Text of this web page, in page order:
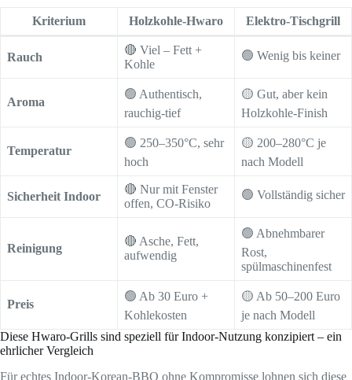
Kriterium Holzkohle-Hwaro Elektro-Tischgrill
Rauch
🔴 Viel – Fett +
Kohle
🟢 Wenig bis keiner
Aroma
🟢 Authentisch,
rauchig-tief
🟡 Gut, aber kein
Holzkohle-Finish
Temperatur
🟢 250–350°C, sehr
hoch
🟡 200–280°C je
nach Modell
Sicherheit Indoor
🔴 Nur mit Fenster
offen, CO-Risiko
🟢 Vollständig sicher
Reinigung
🔴 Asche, Fett,
aufwendig
🟢 Abnehmbarer
Rost,
spülmaschinenfest
Preis
🟢 Ab 30 Euro +
Kohlekosten
🟡 Ab 50–200 Euro
je nach Modell
Diese Hwaro-Grills sind speziell für Indoor-Nutzung konzipiert – ein
ehrlicher Vergleich
Für echtes Indoor-Korean-BBQ ohne Kompromisse lohnen sich diese